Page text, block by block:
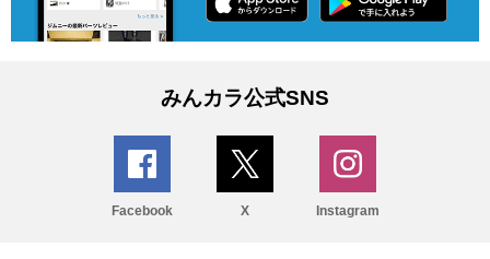
みんカラ公式SNS
Facebook X Instagram